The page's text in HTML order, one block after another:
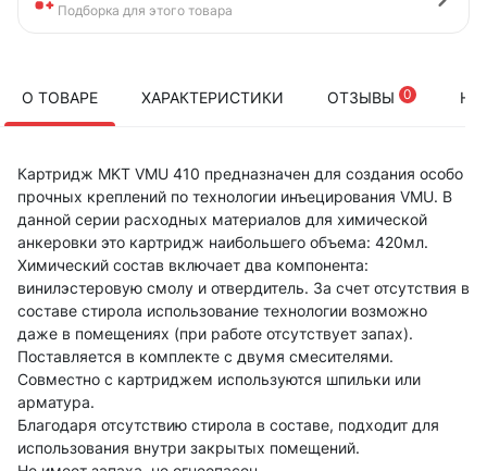
Подборка для этого товара
О ТОВАРЕ ХАРАКТЕРИСТИКИ ОТЗЫВЫ 0
Картридж MKT VMU 410 предназначен для создания особо
прочных креплений по технологии инъецирования VMU. В
данной серии расходных материалов для химической
анкеровки это картридж наибольшего объема: 420мл.
Химический состав включает два компонента:
винилэстеровую смолу и отвердитель. За счет отсутствия в
составе стирола использование технологии возможно
даже в помещениях (при работе отсутствует запах).
Поставляется в комплекте с двумя смесителями.
Совместно с картриджем используются шпильки или
арматура.
Благодаря отсутствию стирола в составе, подходит для
использования внутри закрытых помещений.